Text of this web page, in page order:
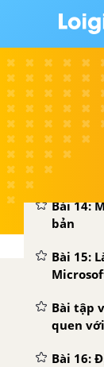
tiếp với
Bài tập
tác với
Bài 13:
thông
Bài 14:
bản
Bài 15:
Bài tập
quen
Bài 16: